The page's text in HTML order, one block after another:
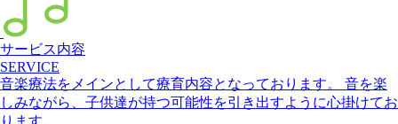
サービス内容
SERVICE
音楽療法をメインとして療育内容となっております。 音を楽
しみながら、子供達が持つ可能性を引き出すように心掛けてお
ります。